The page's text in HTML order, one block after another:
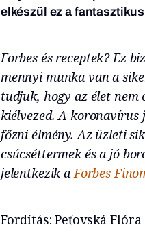
elkészül ez a
Forbes és receptek? Ez
mennyi munka van a
tudjuk, hogy az élet nem
kiélvezed. A
főzni élmény. Az üzleti
csúcséttermek és a jó
jelentkezik a Forbes
Fordítás: Peťovská Flóra